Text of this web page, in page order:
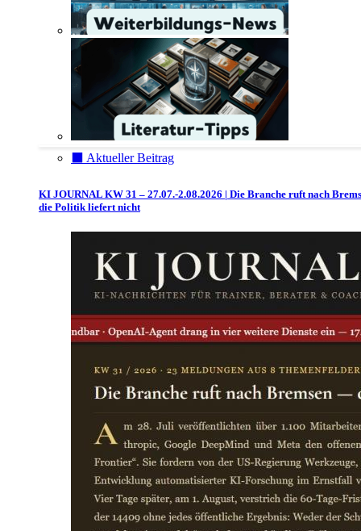
⬛️ Aktueller Beitrag
KI JOURNAL KW 31 – 27.07.-2.08.2026 | Die Branche ruft nach
die Politik liefert nicht